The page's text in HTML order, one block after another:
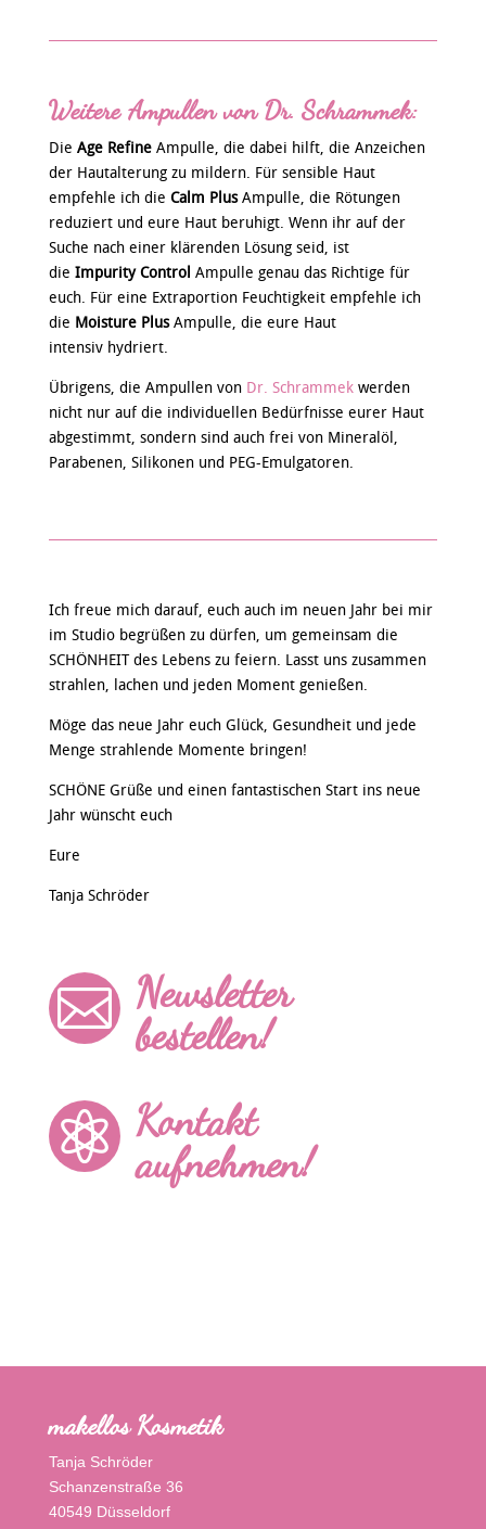
Weitere Ampullen von Dr. Schrammek:
Die Age RefineAmpulle, die dabei hilft, die Anzeichen
der Hautalterung zu mildern. Für sensible Haut
empfehle ich die Calm PlusAmpulle, die Rötungen
reduziert und eure Haut beruhigt. Wenn ihr auf der
Suche nach einer klärenden Lösung seid, ist
die Impurity Control Ampulle genau das Richtige für
euch. Für eine Extraportion Feuchtigkeit empfehle ich
die Moisture PlusAmpulle, die eure Haut
intensiv hydriert.
Übrigens, die Ampullen von Dr. Schrammekwerden
nicht nur auf die individuellen Bedürfnisse eurer Haut
abgestimmt, sondern sind auch frei von Mineralöl,
Parabenen, Silikonen und PEG-Emulgatoren.
Ich freue mich darauf, euch auch im neuen Jahr bei mir
im Studio begrüßen zu dürfen, um gemeinsam die
SCHÖNHEIT des Lebens zu feiern. Lasst uns zusammen
strahlen, lachen und jeden Moment genießen.
Möge das neue Jahr euch Glück, Gesundheit und jede
Menge strahlende Momente bringen!
SCHÖNE Grüße und einen fantastischen Start ins neue
Jahr wünscht euch
Eure
Tanja Schröder
 Newsletter
bestellen!
 Kontakt
aufnehmen!
makellos Kosmetik
Tanja Schröder
Schanzenstraße 36
40549 Düsseldorf